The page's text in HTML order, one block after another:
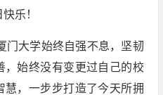
乐！
门大学始终自强不息，坚韧
，始终没有变更过自己的校
慧，一步步打造了今天所拥